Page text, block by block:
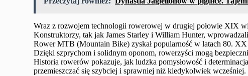
Wraz z rozwojem technologii rowerowej w drugiej połowie XIX
Konstruktorzy, tak jak James Starley i William Hunter,
Rower MTB (Mountain Bike) zyskał popularność w latach 80.
Dzięki szprychom i solidnym oponom, rowerzyści mogą
Historia rowerów pokazuje, jak ludzka pomysłowość i
przemieszczać się szybciej i sprawniej niż kiedykolwiek wcześniej.